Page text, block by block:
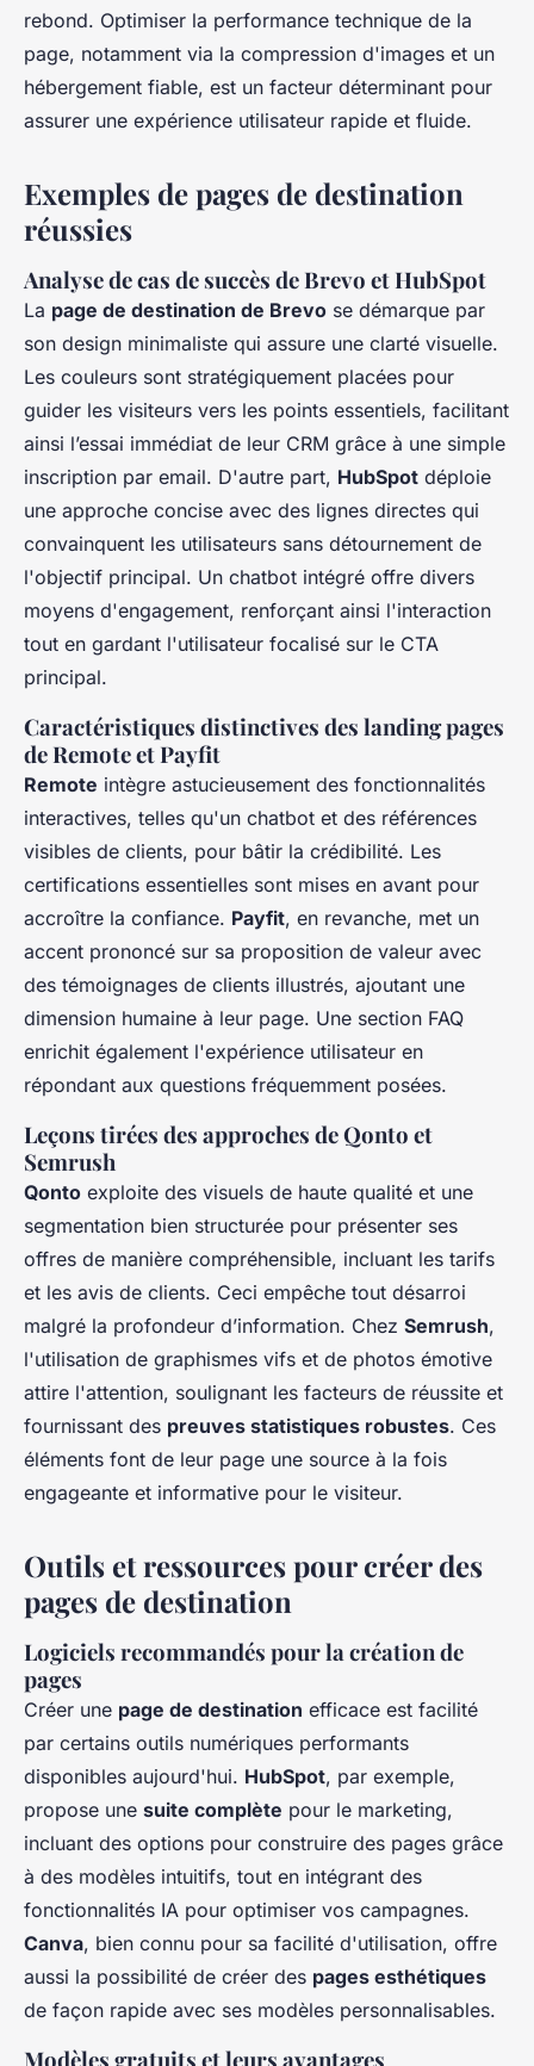
rebond. Optimiser la performance technique de la
page, notamment via la compression d'images et un
hébergement fiable, est un facteur déterminant pour
assurer une expérience utilisateur rapide et fluide.
Exemples de pages de destination
réussies
Analyse de cas de succès de Brevo et HubSpot
La page de destination de Brevo se démarque par
son design minimaliste qui assure une clarté visuelle.
Les couleurs sont stratégiquement placées pour
guider les visiteurs vers les points essentiels, facilitant
ainsi l’essai immédiat de leur CRM grâce à une simple
inscription par email. D'autre part, HubSpot déploie
une approche concise avec des lignes directes qui
convainquent les utilisateurs sans détournement de
l'objectif principal. Un chatbot intégré offre divers
moyens d'engagement, renforçant ainsi l'interaction
tout en gardant l'utilisateur focalisé sur le CTA
principal.
Caractéristiques distinctives des landing pages
de Remote et Payfit
Remote intègre astucieusement des fonctionnalités
interactives, telles qu'un chatbot et des références
visibles de clients, pour bâtir la crédibilité. Les
certifications essentielles sont mises en avant pour
accroître la confiance. Payfit, en revanche, met un
accent prononcé sur sa proposition de valeur avec
des témoignages de clients illustrés, ajoutant une
dimension humaine à leur page. Une section FAQ
enrichit également l'expérience utilisateur en
répondant aux questions fréquemment posées.
Leçons tirées des approches de Qonto et
Semrush
Qonto exploite des visuels de haute qualité et une
segmentation bien structurée pour présenter ses
offres de manière compréhensible, incluant les tarifs
et les avis de clients. Ceci empêche tout désarroi
malgré la profondeur d’information. Chez Semrush,
l'utilisation de graphismes vifs et de photos émotive
attire l'attention, soulignant les facteurs de réussite et
fournissant des preuves statistiques robustes. Ces
éléments font de leur page une source à la fois
engageante et informative pour le visiteur.
Outils et ressources pour créer des
pages de destination
Logiciels recommandés pour la création de
pages
Créer une page de destination efficace est facilité
par certains outils numériques performants
disponibles aujourd'hui. HubSpot, par exemple,
propose une suite complète pour le marketing,
incluant des options pour construire des pages grâce
à des modèles intuitifs, tout en intégrant des
fonctionnalités IA pour optimiser vos campagnes.
Canva, bien connu pour sa facilité d'utilisation, offre
aussi la possibilité de créer des pages esthétiques
de façon rapide avec ses modèles personnalisables.
Modèles gratuits et leurs avantages